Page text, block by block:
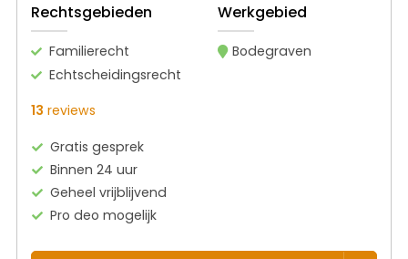
Rechtsgebieden
Familierecht
Echtscheidingsrecht
Werkgebied
Bodegraven
13 reviews
Gratis gesprek
Binnen 24 uur
Geheel vrijblijvend
Pro deo mogelijk